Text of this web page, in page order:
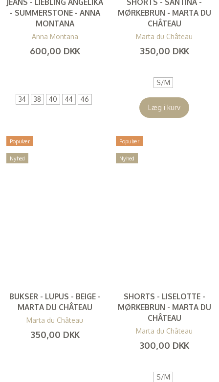
JEANS - LIEBLING ANGELIKA
- SUMMERSTONE - ANNA
MONTANA
Anna Montana
600,00 DKK
34 38 40 44 46
SHORTS - SANTINA -
MØRKEBRUN - MARTA DU
CHÂTEAU
Marta du Château
350,00 DKK
S/M
Læg i kurv
Populær
Nyhed
BUKSER - LUPUS - BEIGE -
MARTA DU CHÂTEAU
Marta du Château
350,00 DKK
Populær
Nyhed
SHORTS - LISELOTTE -
MØRKEBRUN - MARTA DU
CHÂTEAU
Marta du Château
300,00 DKK
S/M